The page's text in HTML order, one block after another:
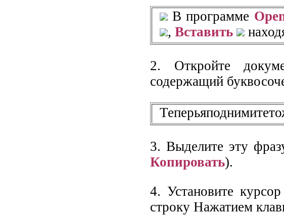
В программе
, Вставить
2. Откройте
содержащий
3. Выделите эту
Копировать).
4. Установите
строку Нажатием